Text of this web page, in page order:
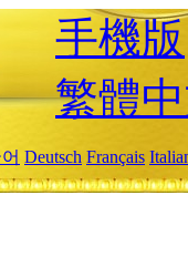
手機版
繁體
Deutsch Français